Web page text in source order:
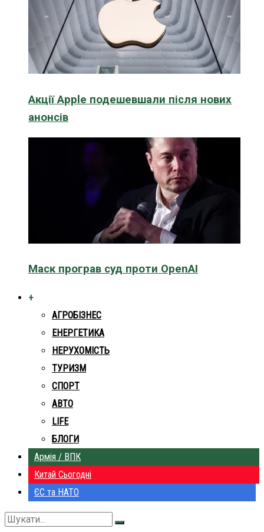
Акції Apple подешевшали після нових
анонсів
Маск програв суд проти OpenAI
+
АГРОБІЗНЕС
ЕНЕРГЕТИКА
НЕРУХОМІСТЬ
ТУРИЗМ
СПОРТ
АВТО
LIFE
БЛОГИ
Армія / ВПК
Китай Сьогодні
ЄС та НАТО